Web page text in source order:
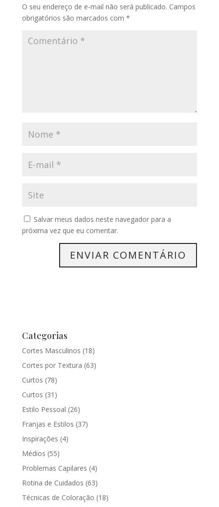
O seu endereço de e-mail não será publicado. Campos
obrigatórios são marcados com *
Salvar meus dados neste navegador para a
próxima vez que eu comentar.
Categorias
Cortes Masculinos (18)
Cortes por Textura (63)
Curtos (78)
Curtos (31)
Estilo Pessoal (26)
Franjas e Estilos (37)
Inspirações (4)
Médios (55)
Problemas Capilares (4)
Rotina de Cuidados (63)
Técnicas de Coloração (18)